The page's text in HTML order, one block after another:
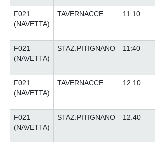
F021
(NAVETTA)
TAVERNACCE 11.10
F021
(NAVETTA)
STAZ.PITIGNANO 11:40
F021
(NAVETTA)
TAVERNACCE 12.10
F021
(NAVETTA)
STAZ.PITIGNANO 12.40